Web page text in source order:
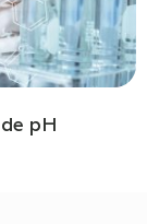
pH